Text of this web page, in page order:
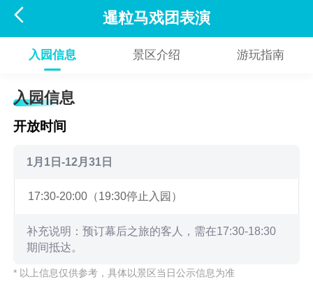
 暹粒马戏团表演
入园信息 景区介绍 游玩指南
入园信息
开放时间
1月1日-12月31日
17:30-20:00（19:30停止入园）
补充说明：预订幕后之旅的客人，需在17:30-18:30
期间抵达。
* 以上信息仅供参考，具体以景区当日公示信息为准